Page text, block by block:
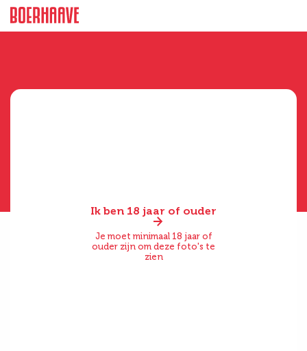
Ik ben 18 jaar of ouder
Je moet minimaal 18 jaar of
ouder zijn om deze foto's te
zien